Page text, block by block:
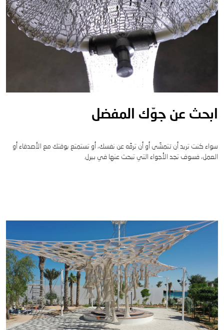
ابحث عن جوّك المفضل
سواء كنت تريد أن تتمشّى أو أن ترفّه عن نفسك، أو تستمتع بوقتك مع الأصدقاء أو
العمل، فسوف تجد الأجواء التي تبحث عنها في بيرل.